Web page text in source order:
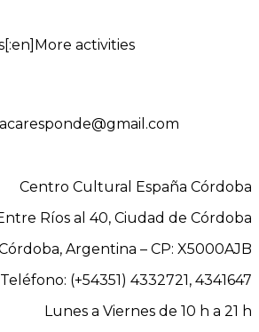
activities
Centro Cultural España Córdoba
Ríos al 40, Ciudad de Córdoba
Argentina – CP: X5000AJB
Teléfono: (+54351) 4332721, 4341647
Lunes a Viernes de 10 h a 21 h